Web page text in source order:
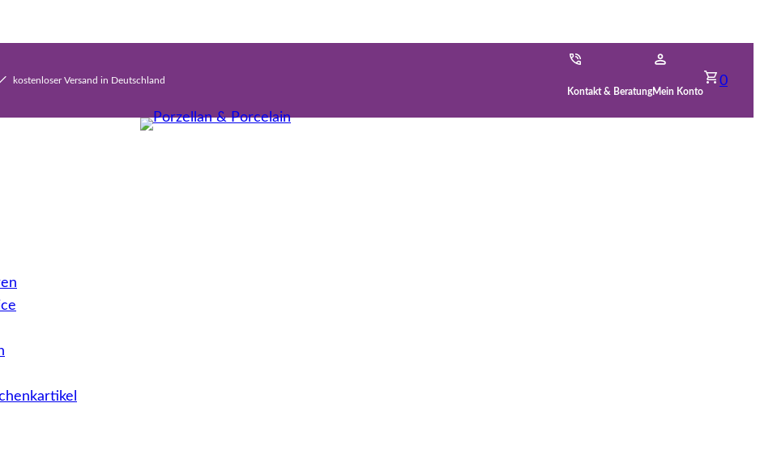
kostenloser Versand in Deutschland
Kontakt & BeratungMein Konto
0